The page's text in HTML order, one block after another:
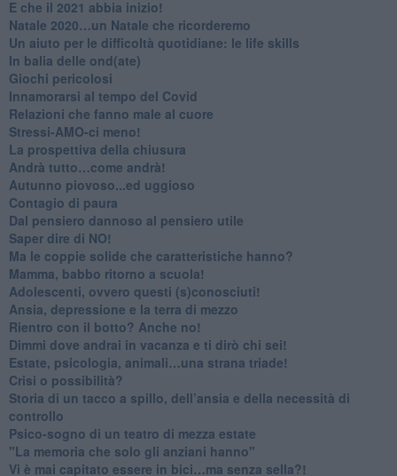
​E che il 2021 abbia inizio!
​Natale 2020…un Natale che ricorderemo
Un aiuto per le difficoltà quotidiane: le life skills
​In balia delle ond(ate)
Giochi pericolosi
Innamorarsi al tempo del Covid
​Relazioni che fanno male al cuore
​Stressi-AMO-ci meno!
​La prospettiva della chiusura
​Andrà tutto…come andrà!
Autunno piovoso...ed uggioso
​Contagio di paura
​Dal pensiero dannoso al pensiero utile
​Saper dire di NO!
​Ma le coppie solide che caratteristiche hanno?
​Mamma, babbo ritorno a scuola!
Adolescenti, ovvero questi (s)conosciuti!
Ansia, depressione e la terra di mezzo
​Rientro con il botto? Anche no!
Dimmi dove andrai in vacanza e ti dirò chi sei!
​Estate, psicologia, animali…una strana triade!
​Crisi o possibilità?
​Storia di un tacco a spillo, dell’ansia e della necessità di
controllo
​Psico-sogno di un teatro di mezza estate
"La memoria che solo gli anziani hanno"
​Vi è mai capitato essere in bici…ma senza sella?!